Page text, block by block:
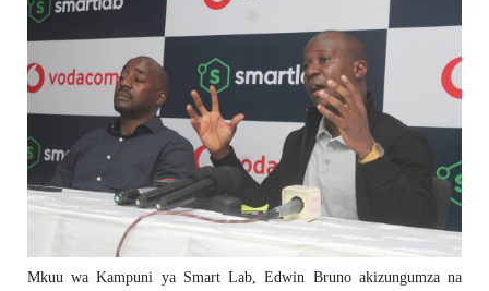
Mkuu wa Kampuni ya Smart Lab, Edwin Bruno akizungumza na